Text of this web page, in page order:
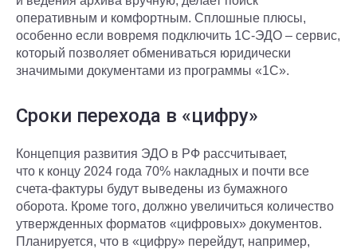
оперативным и комфортным. Сплошные плюсы,
особенно если вовремя подключить 1С-ЭДО – сервис,
который позволяет обмениваться юридически
значимыми документами из программы «1С».
Сроки перехода в «цифру»
Концепция развития ЭДО в РФ рассчитывает,
что к концу 2024 года 70% накладных и почти все
счета-фактуры будут выведены из бумажного
оборота. Кроме того, должно увеличиться количество
утвержденных форматов «цифровых» документов.
Планируется, что в «цифру» перейдут, например,